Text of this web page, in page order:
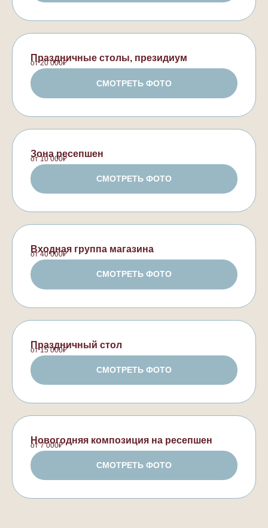
Праздничные столы, президиум
от 20 000₽
СМОТРЕТЬ ФОТО
Зона ресепшен
от 10 000₽
СМОТРЕТЬ ФОТО
Входная группа магазина
от 40 000₽
СМОТРЕТЬ ФОТО
Праздничный стол
от 15 000₽
СМОТРЕТЬ ФОТО
Новогодняя композиция на ресепшен
от 7 000₽
СМОТРЕТЬ ФОТО